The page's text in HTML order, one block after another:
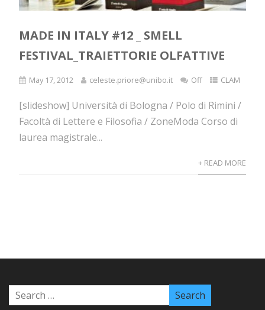
MADE IN ITALY #12 _ SMELL
FESTIVAL_TRAIETTORIE OLFATTIVE
May 17, 2012 celeste.priore@unibo.it Off CLAM
[slideshow] Università di Bologna / Polo di Rimini /
Facoltà di Lettere e Filosofia / ZoneModa Corso di
laurea magistrale...
+ READ MORE